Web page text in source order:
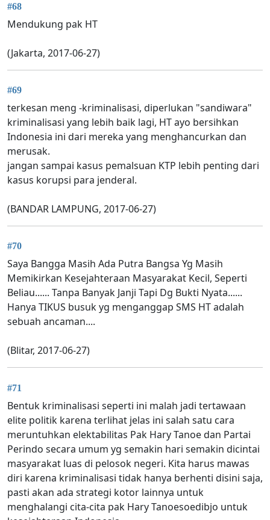
#68
Mendukung pak HT
(Jakarta, 2017-06-27)
#69
terkesan meng -kriminalisasi, diperlukan "sandiwara"
kriminalisasi yang lebih baik lagi, HT ayo bersihkan
Indonesia ini dari mereka yang menghancurkan dan
merusak.
jangan sampai kasus pemalsuan KTP lebih penting dari
kasus korupsi para jenderal.
(BANDAR LAMPUNG, 2017-06-27)
#70
Saya Bangga Masih Ada Putra Bangsa Yg Masih
Memikirkan Kesejahteraan Masyarakat Kecil, Seperti
Beliau...... Tanpa Banyak Janji Tapi Dg Bukti Nyata......
Hanya TIKUS busuk yg menganggap SMS HT adalah
sebuah ancaman....
(Blitar, 2017-06-27)
#71
Bentuk kriminalisasi seperti ini malah jadi tertawaan
elite politik karena terlihat jelas ini salah satu cara
meruntuhkan elektabilitas Pak Hary Tanoe dan Partai
Perindo secara umum yg semakin hari semakin dicintai
masyarakat luas di pelosok negeri. Kita harus mawas
diri karena kriminalisasi tidak hanya berhenti disini saja,
pasti akan ada strategi kotor lainnya untuk
menghalangi cita-cita pak Hary Tanoesoedibjo untuk